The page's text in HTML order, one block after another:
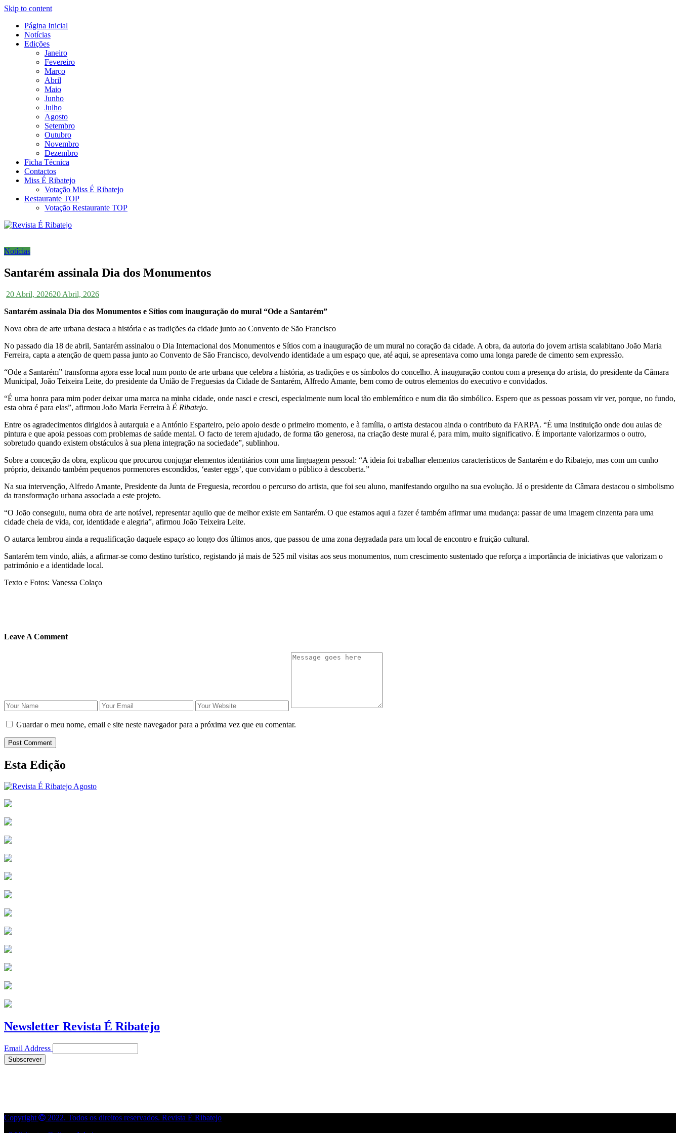
Skip to content
É Ribatejo – Revista Social Online
Revista Social Online
Página Inicial
Notícias
Edições
Janeiro
Fevereiro
Março
Abril
Maio
Junho
Julho
Agosto
Setembro
Outubro
Novembro
Dezembro
Ficha Técnica
Contactos
Miss É Ribatejo
Votação Miss É Ribatejo
Restaurante TOP
Votação Restaurante TOP
Notícias
Santarém assinala Dia dos Monumentos
20 Abril, 202620 Abril, 2026
Santarém assinala Dia dos Monumentos e Sítios com inauguração do mural “Ode a Santarém”
Nova obra de arte urbana destaca a história e as tradições da cidade junto ao Convento de São Francisco
No passado dia 18 de abril, Santarém assinalou o Dia Internacional dos Monumentos e Sítios com a inauguração de um mural no coração da cidade. A obra, da autoria do jovem artista scalabitano João Maria
Ferreira, capta a atenção de quem passa junto ao Convento de São Francisco, devolvendo identidade a um espaço que, até aqui, se apresentava como uma longa parede de cimento sem expressão.
“Ode a Santarém” transforma agora esse local num ponto de arte urbana que celebra a história, as tradições e os símbolos do concelho. A inauguração contou com a presença do artista, do presidente da Câmara
Municipal, João Teixeira Leite, do presidente da União de Freguesias da Cidade de Santarém, Alfredo Amante, bem como de outros elementos do executivo e convidados.
“É uma honra para mim poder deixar uma marca na minha cidade, onde nasci e cresci, especialmente num local tão emblemático e num dia tão simbólico. Espero que as pessoas possam vir ver, porque, no fundo,
esta obra é para elas”, afirmou João Maria Ferreira à É Ribatejo.
Entre os agradecimentos dirigidos à autarquia e a António Esparteiro, pelo apoio desde o primeiro momento, e à família, o artista destacou ainda o contributo da FARPA. “É uma instituição onde dou aulas de
pintura e que apoia pessoas com problemas de saúde mental. O facto de terem ajudado, de forma tão generosa, na criação deste mural é, para mim, muito significativo. É importante valorizarmos o outro,
sobretudo quando existem obstáculos à sua plena integração na sociedade”, sublinhou.
Sobre a conceção da obra, explicou que procurou conjugar elementos identitários com uma linguagem pessoal: “A ideia foi trabalhar elementos característicos de Santarém e do Ribatejo, mas com um cunho
próprio, deixando também pequenos pormenores escondidos, ‘easter eggs’, que convidam o público à descoberta.”
Na sua intervenção, Alfredo Amante, Presidente da Junta de Freguesia, recordou o percurso do artista, que foi seu aluno, manifestando orgulho na sua evolução. Já o presidente da Câmara destacou o simbolismo
da transformação urbana associada a este projeto.
“O João conseguiu, numa obra de arte notável, representar aquilo que de melhor existe em Santarém. O que estamos aqui a fazer é também afirmar uma mudança: passar de uma imagem cinzenta para uma
cidade cheia de vida, cor, identidade e alegria”, afirmou João Teixeira Leite.
O autarca lembrou ainda a requalificação daquele espaço ao longo dos últimos anos, que passou de uma zona degradada para um local de encontro e fruição cultural.
Santarém tem vindo, aliás, a afirmar-se como destino turístico, registando já mais de 525 mil visitas aos seus monumentos, num crescimento sustentado que reforça a importância de iniciativas que valorizam o
património e a identidade local.
Texto e Fotos: Vanessa Colaço
Leave A Comment
Guardar o meu nome, email e site neste navegador para a próxima vez que eu comentar.
Post Comment
Esta Edição
Newsletter Revista É Ribatejo
Email Address
Copyright
2022. Todos os direitos reservados. Revista É Ribatejo